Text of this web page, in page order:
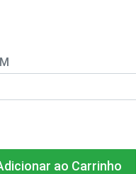
ao Carrinho